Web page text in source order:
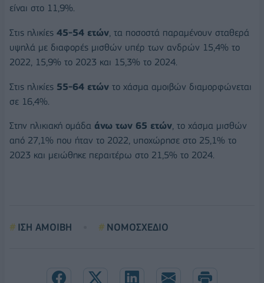
είναι στο 11,9%.
Στις ηλικίες 45-54 ετών, τα ποσοστά παραμένουν σταθερά
υψηλά με διαφορές μισθών υπέρ των ανδρών 15,4% το
2022, 15,9% το 2023 και 15,3% το 2024.
Στις ηλικίες 55-64 ετών το χάσμα αμοιβών διαμορφώνεται
σε 16,4%.
Στην ηλικιακή ομάδα άνω των 65 ετών, το χάσμα μισθών
από 27,1% που ήταν το 2022, υποχώρησε στο 25,1% το
2023 και μειώθηκε περαιτέρω στο 21,5% το 2024.
ΙΣΗ ΑΜΟΙΒΗ ΝΟΜΟΣΧΕΔΙΟ